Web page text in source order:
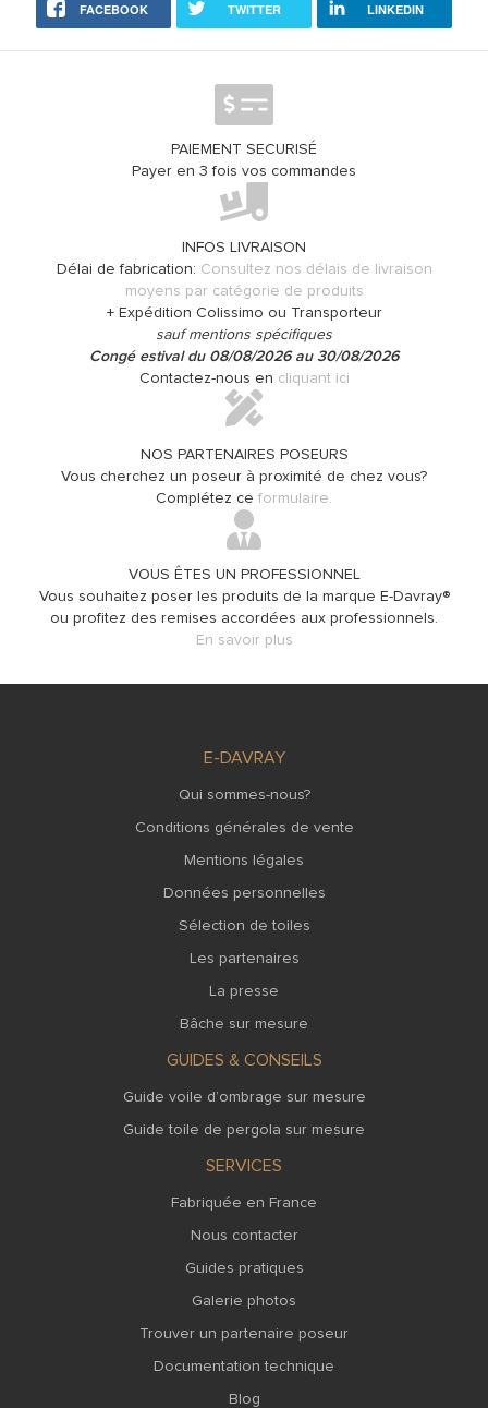
FACEBOOK TWITTER LINKEDIN
PAIEMENT SECURISÉ
Payer en 3 fois vos commandes
INFOS LIVRAISON
Délai de fabrication: Consultez nos délais de livraison
moyens par catégorie de produits
+ Expédition Colissimo ou Transporteur
sauf mentions spécifiques
Congé estival du 08/08/2026 au 30/08/2026
Contactez-nous en cliquant ici
NOS PARTENAIRES POSEURS
Vous cherchez un poseur à proximité de chez vous?
Complétez ce formulaire.
VOUS ÊTES UN PROFESSIONNEL
Vous souhaitez poser les produits de la marque E-Davray®
ou profitez des remises accordées aux professionnels.
En savoir plus
E-DAVRAY
Qui sommes-nous?
Conditions générales de vente
Mentions légales
Données personnelles
Sélection de toiles
Les partenaires
La presse
Bâche sur mesure
GUIDES & CONSEILS
Guide voile d’ombrage sur mesure
Guide toile de pergola sur mesure
SERVICES
Fabriquée en France
Nous contacter
Guides pratiques
Galerie photos
Trouver un partenaire poseur
Documentation technique
Blog